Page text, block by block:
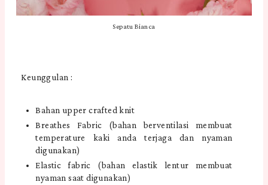
Sepatu Bianca
Keunggulan :
Bahan upper crafted knit
Breathes Fabric (bahan berventilasi membuat
temperature kaki anda terjaga dan nyaman
digunakan)
Elastic fabric (bahan elastik lentur membuat
nyaman saat digunakan)